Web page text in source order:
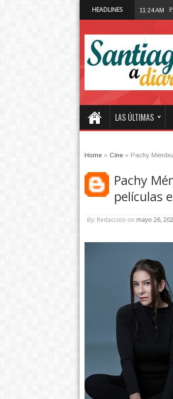
HEADLINES 11:24 AM
LAS ÚLTIMAS
Home » Cine » Pachy
Pachy
películas
By: Redaccion on mayo 26,